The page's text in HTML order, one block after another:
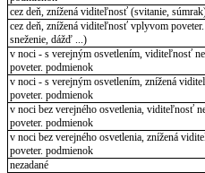
cez deň, znížená viditeľnosť (svitanie,
cez deň, znížená viditeľnosť vplyvom
sneženie, dážď ...)
v noci - s verejným osvetlením, viditeľnosť
poveter. podmienok
v noci - s verejným osvetlením, znížená
poveter. podmienok
v noci bez verejného osvetlenia, viditeľnosť
poveter. podmienok
v noci bez verejného osvetlenia, znížená
poveter. podmienok
nezadané